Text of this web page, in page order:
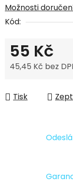
Možnosti
Kód:
55 Kč
45,45 Kč bez
Tisk